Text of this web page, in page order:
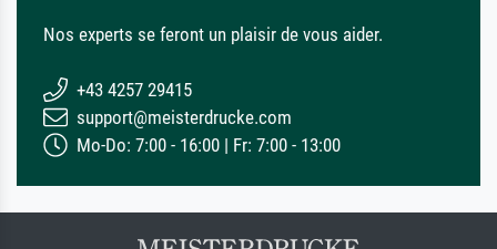
Nos experts se feront un plaisir de vous aider.
+43 4257 29415
support@meisterdrucke.com
Mo-Do: 7:00 - 16:00 | Fr: 7:00 - 13:00